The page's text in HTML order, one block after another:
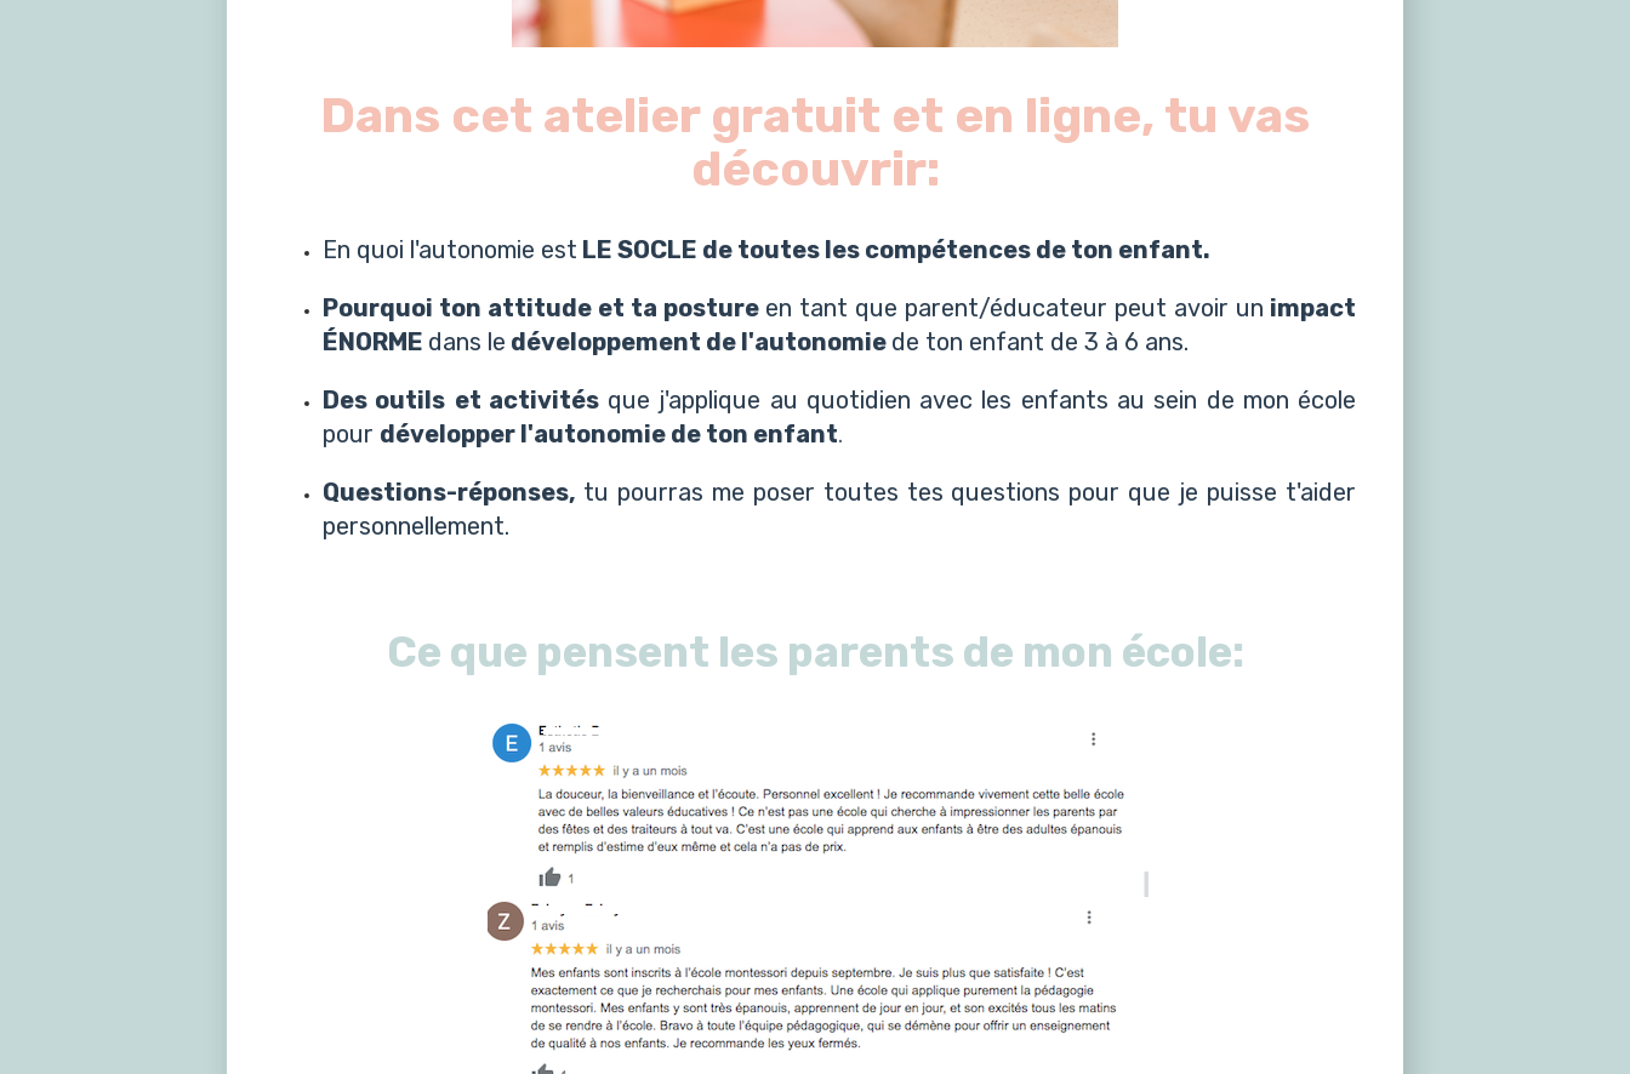
Dans cet atelier gratuit et en ligne, tu vas
découvrir:
En quoi l'autonomie est LE SOCLE de toutes les compétences de ton enfant.
Pourquoi ton attitude et ta posture en tant que parent/éducateur peut avoir un impact
ÉNORME dans le développement de l'autonomie de ton enfant de 3 à 6 ans.
Des outils et activitésque j'applique au quotidien avec les enfants au sein de mon école
pour développer l'autonomie de ton enfant.
Questions-réponses, tu pourras me poser toutes tes questions pour que je puisse t'aider
personnellement.
Ce que pensent les parents de mon école: